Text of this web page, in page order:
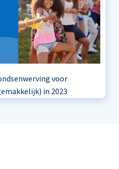
voor
in 2023